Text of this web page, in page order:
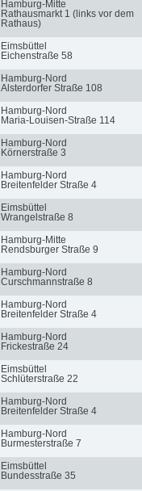
Hamburg-Mitte
Rathausmarkt 1 (links vor dem
Rathaus)
Eimsbüttel
Eichenstraße 58
Hamburg-Nord
Alsterdorfer Straße 108
Hamburg-Nord
Maria-Louisen-Straße 114
Hamburg-Nord
Körnerstraße 3
Hamburg-Nord
Breitenfelder Straße 4
Eimsbüttel
Wrangelstraße 8
Hamburg-Mitte
Rendsburger Straße 9
Hamburg-Nord
Curschmannstraße 8
Hamburg-Nord
Breitenfelder Straße 4
Hamburg-Nord
Frickestraße 24
Eimsbüttel
Schlüterstraße 22
Hamburg-Nord
Breitenfelder Straße 4
Hamburg-Nord
Burmesterstraße 7
Eimsbüttel
Bundesstraße 35